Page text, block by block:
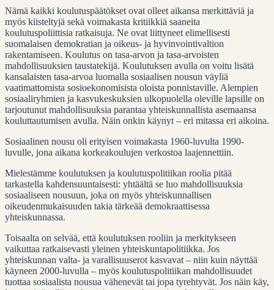
Nämä kaikki koulutuspäätökset ovat olleet aikansa merkittäviä ja
myös kiisteltyjä sekä voimakasta kritiikkiä saaneita
koulutuspoliittisia ratkaisuja. Ne ovat liittyneet elimellisesti
suomalaisen demokratian ja oikeus- ja hyvinvointivaltion
rakentamiseen. Koulutus on tasa-arvon ja tasa-arvoisten
mahdollisuuksien taustatekijä. Koulutuksen avulla on voitu lisätä
kansalaisten tasa-arvoa luomalla sosiaalisen nousun väyliä
vaatimattomista sosioekonomisista oloista ponnistaville. Alempien
sosiaaliryhmien ja kasvukeskuksien ulkopuolella oleville lapsille on
tarjoutunut mahdollisuuksia parantaa yhteiskunnallista asemaansa
kouluttautumisen avulla. Näin onkin käynyt – eri mitassa eri aikoina.
Sosiaalinen nousu oli erityisen voimakasta 1960-luvulta 1990-
luvulle, jona aikana korkeakoulujen verkostoa laajennettiin.
Mielestämme koulutuksen ja koulutuspolitiikan roolia pitää
tarkastella kahdensuuntaisesti: yhtäältä se luo mahdollisuuksia
sosiaaliseen nousuun, joka on myös yhteiskunnallisen
oikeudenmukaisuuden takia tärkeää demokraattisessa
yhteiskunnassa.
Toisaalta on selvää, että koulutuksen rooliin ja merkitykseen
vaikuttaa ratkaisevasti yleinen yhteiskuntapolitiikka. Jos
yhteiskunnan valta- ja varallisuuserot kasvavat – niin kuin näyttää
käyneen 2000-luvulla – myös koulutuspolitiikan mahdollisuudet
tuottaa sosiaalista nousua vähenevät tai jopa tyrehtyvät. Jos näin käy,